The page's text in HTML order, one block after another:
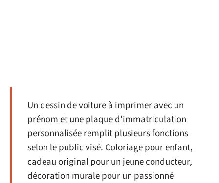
Un dessin de voiture à imprimer avec un
prénom et une plaque d’immatriculation
personnalisée remplit plusieurs fonctions
selon le public visé. Coloriage pour enfant,
cadeau original pour un jeune conducteur,
décoration murale pour un passionné